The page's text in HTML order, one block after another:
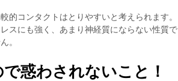
的コンタクトはとりやすいと考えられます。
スにも強く、あまり神経質にならない性質で
。
惑わされないこと！